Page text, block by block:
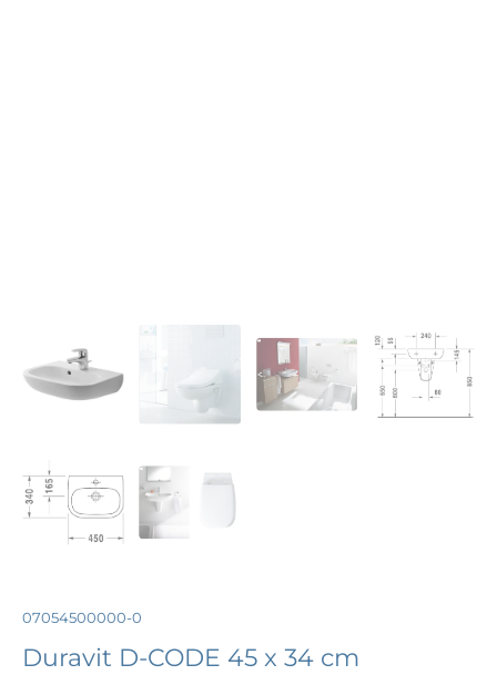
07054500000-0
Duravit D-CODE 45 x 34 cm